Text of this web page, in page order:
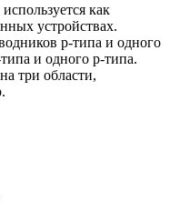
как
устройствах.
p-типа и одного
и одного p-типа.
три области,